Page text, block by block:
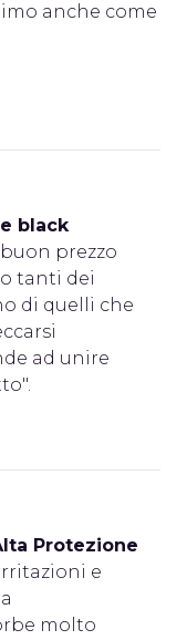
anche come
black
prezzo
tanti dei
di quelli che
ad unire
Protezione
e
molto